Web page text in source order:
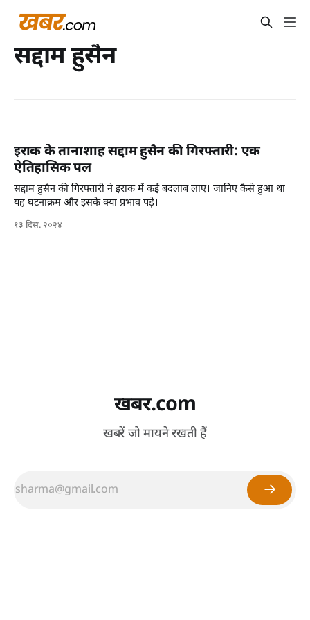
सद्दाम हुसैन
इराक के तानाशाह सद्दाम हुसैन की गिरफ्तारी: एक
ऐतिहासिक पल
सद्दाम हुसैन की गिरफ्तारी ने इराक में कई बदलाब लाए। जानिए कैसे हुआ था
यह घटनाक्रम और इसके क्या प्रभाव पड़े।
१३ दिस. २०२४
खबर.com
खबरें जो मायने रखती हैं